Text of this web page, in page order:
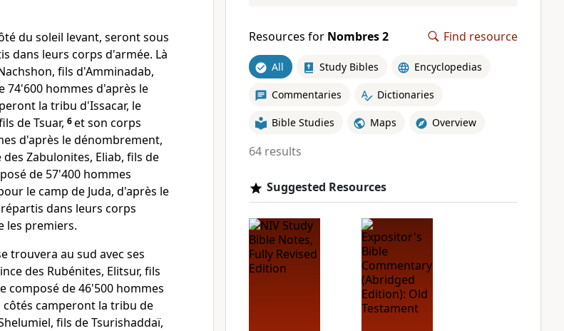
du soleil levant, seront sous
dans leurs corps d'armée. Là
fils d'Amminadab,
74'600 hommes d'après le
la tribu d'Issacar, le
de Tsuar, 6et son corps
d'après le dénombrement,
Zabulonites, Eliab, fils de
de 57'400 hommes
le camp de Juda, d'après le
dans leurs corps
les premiers.
trouvera au sud avec ses
des Rubénites, Elitsur, fils
composé de 46'500 hommes
côtés camperont la tribu de
fils de Tsurishaddaï,
Resources for Nombres 2 Find resource
All Study Bibles Encyclopedias
Commentaries Dictionaries
Bible Studies Maps Overview
64 results
Suggested Resources